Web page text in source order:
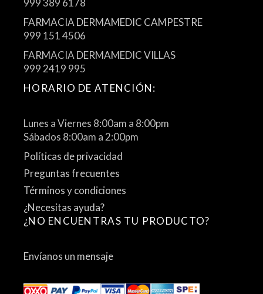
999 389 6178
FARMACIA DERMAMEDIC CAMPESTRE
999 151 4506
FARMACIA DERMAMEDIC VILLAS
999 2419 995
HORARIO DE ATENCIÓN:
Lunes a Viernes 8:00am a 8:00pm
Sábados 8:00am a 2:00pm
Políticas de privacidad
Preguntas frecuentes
Términos y condiciones
¿Necesitas ayuda?
¿NO ENCUENTRAS TU PRODUCTO?
Envíanos un mensaje